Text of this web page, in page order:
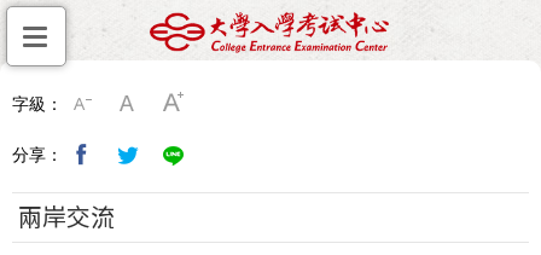
字級：
分享：
兩岸交流